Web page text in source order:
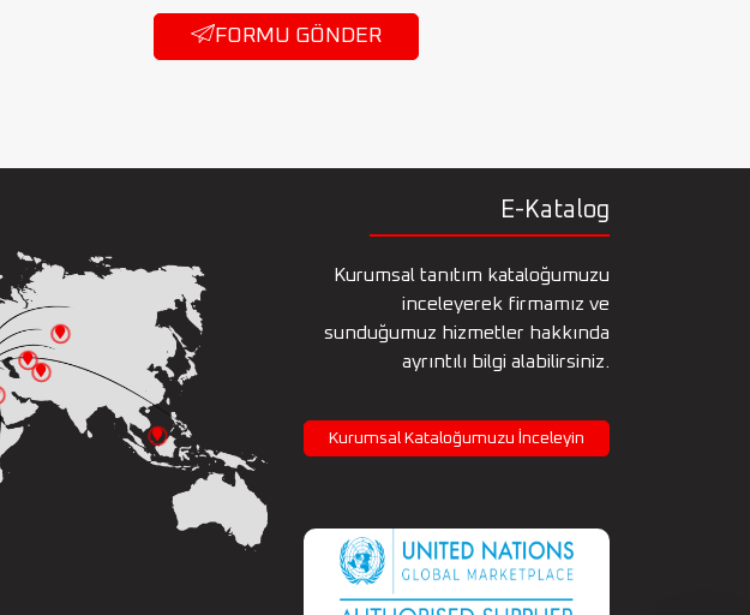
FORMU GÖNDER
E-Katalog
Kurumsal tanıtım kataloğumuzu
inceleyerek firmamız ve
sunduğumuz hizmetler hakkında
ayrıntılı bilgi alabilirsiniz.
Kurumsal Kataloğumuzu İnceleyin